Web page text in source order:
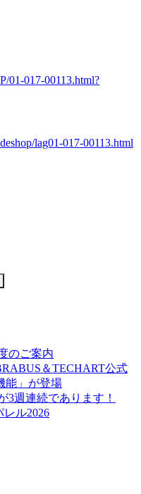
01-017-00113.html?
lag01-017-00113.html
のご案内
＆TECHART公式
能」が登場
3週連続であります！
ル2026